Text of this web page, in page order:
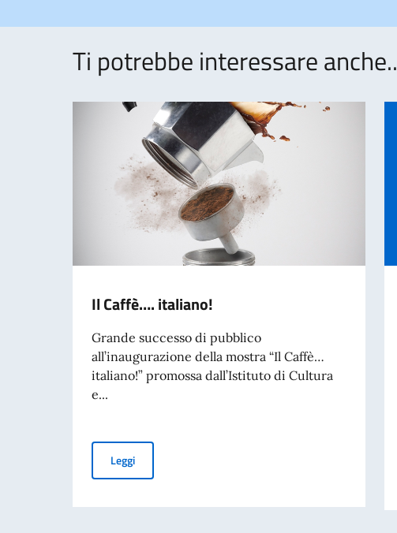
Ti potrebbe interessare anche..
Il Caffè…. italiano!
Grande successo di pubblico
all’inaugurazione della mostra “Il Caffè…
italiano!” promossa dall’Istituto di Cultura
e...
LeggiIl Caffè…. italiano!